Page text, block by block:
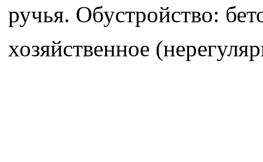
ручья. Обустройство:
хозяйственное